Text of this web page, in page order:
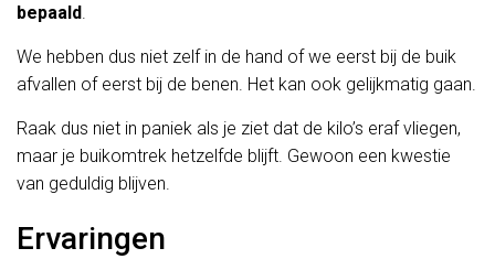
bepaald.
We hebben dus niet zelf in de hand of we eerst bij de buik
afvallen of eerst bij de benen. Het kan ook gelijkmatig gaan.
Raak dus niet in paniek als je ziet dat de kilo’s eraf vliegen,
maar je buikomtrek hetzelfde blijft. Gewoon een kwestie
van geduldig blijven.
Ervaringen